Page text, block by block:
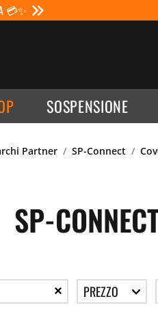
💳✨
SOSPENSIONE
Partner SP-Connect
SP-
PREZZO